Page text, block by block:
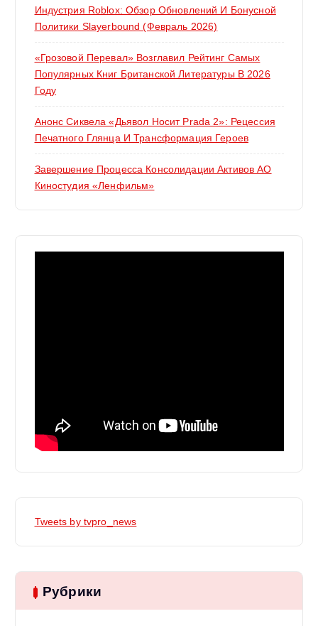
Индустрия Roblox: Обзор Обновлений И Бонусной
Политики Slayerbound (февраль 2026)
«Грозовой Перевал» Возглавил Рейтинг Самых
Популярных Книг Британской Литературы В 2026
Году
Анонс Сиквела «Дьявол Носит Prada 2»: Рецессия
Печатного Глянца И Трансформация Героев
Завершение Процесса Консолидации Активов АО
Киностудия «Ленфильм»
Tweets by tvpro_news
Рубрики